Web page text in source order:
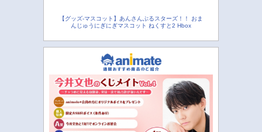
【グッズ-マスコット】あんさんぶるスターズ！！ おま
んじゅうにぎにぎマスコット ねくすと2 Hbox